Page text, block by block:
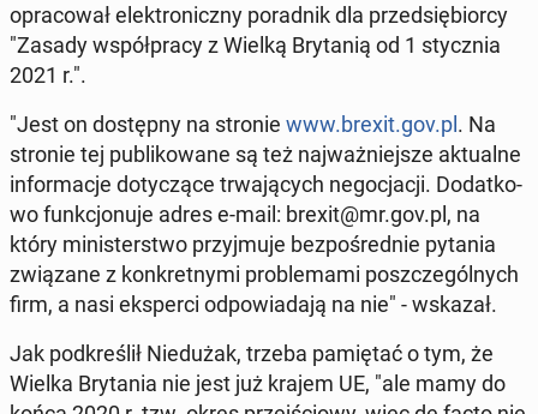
opra­co­wał elek­tro­nicz­ny po­rad­nik dla przed­się­bior­cy
"Zasady współ­pra­cy z Wielką Bry­ta­nią od 1 stycz­nia
2021 r.".
"Jest on do­stęp­ny na stronie www.brexit.gov.pl . Na
stronie tej pu­bli­ko­wa­ne są też naj­waż­niej­sze ak­tu­al­ne
in­for­ma­cje do­ty­czą­ce trwa­ją­cych ne­go­cja­cji. Do­dat­ko­
wo funk­cjo­nu­je adres e-mail: brexit@mr.gov.pl, na
który mi­ni­ster­stwo przyj­mu­je bez­po­śred­nie pytania
zwią­za­ne z kon­kret­ny­mi pro­ble­ma­mi po­szcze­gól­nych
firm, a nasi eks­per­ci od­po­wia­da­ją na nie" - wskazał.
Jak pod­kre­ślił Nie­du­żak, trzeba pa­mię­tać o tym, że
Wielka Bry­ta­nia nie jest już krajem UE, "ale mamy do